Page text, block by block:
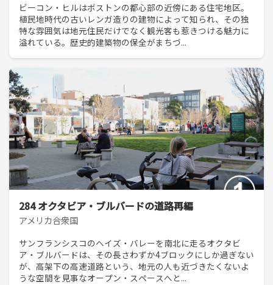
ビーコン・ヒルはボストンの都心部の近傍にある住宅地区。
植民地時代の古いレンガ造りの建物によって知られ、その独
特な雰囲気は地元住民だけでなく観光客も惹きつける魅力に
溢れている。歴史的建築物の保全がまちづ...
284 オクタビア・ブルバードの道路再編
アメリカ合衆国
サンフランシスコのヘイズ・バレーを南北に走るオクタビ
ア・ブルバードは、その長さわずか4ブロックにしか過ぎない
が、高架下の高速道路という、地元の人も近づきたくないよ
うな空間を見事なオープン・スペースへと...